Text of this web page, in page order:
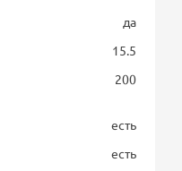
да
15.5
200
есть
есть